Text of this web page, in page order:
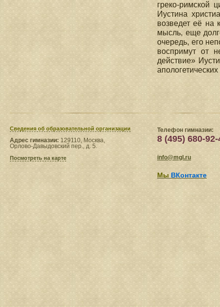
греко-римской
Иустина
возведет её на
мысль, еще
очередь, его
воспримут от
действие»
Сведения​ об образовательной организации
Адрес гимназии: 129110, Москва,
Орлово-Давыдовский пер., д. 5.
Посмотреть на карте
Телефон гимназии:
8 (495) 680-92-
info@mgl.ru
Мы ВКонтакте